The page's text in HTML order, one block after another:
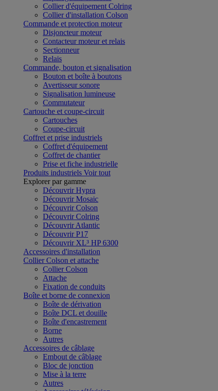
Collier d'équipement Colring
Collier d'installation Colson
Commande et protection moteur
Disjoncteur moteur
Contacteur moteur et relais
Sectionneur
Relais
Commande, bouton et signalisation
Bouton et boîte à boutons
Avertisseur sonore
Signalisation lumineuse
Commutateur
Cartouche et coupe-circuit
Cartouches
Coupe-circuit
Coffret et prise industriels
Coffret d'équipement
Coffret de chantier
Prise et fiche industrielle
Produits industriels Voir tout
Explorer par gamme
Découvrir Hypra
Découvrir Mosaic
Découvrir Colson
Découvrir Colring
Découvrir Atlantic
Découvrir P17
Découvrir XL³ HP 6300
Accessoires d'installation
Collier Colson et attache
Collier Colson
Attache
Fixation de conduits
Boîte et borne de connexion
Boîte de dérivation
Boîte DCL et douille
Boîte d'encastrement
Borne
Autres
Accessoires de câblage
Embout de câblage
Bloc de jonction
Mise à la terre
Autres